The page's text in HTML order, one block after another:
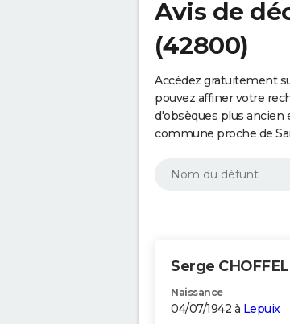
Avis de
(42800)
Accédez gratuitement
pouvez affiner votre
d'obsèques plus ancien
commune proche de
Serge CHOFFEL
Naissance
04/07/1942 à Lepuix